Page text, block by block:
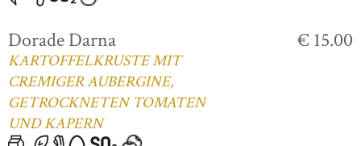
Dorade Darna
KARTOFFELKRUSTE MIT
CREMIGER AUBERGINE,
GETROCKNETEN TOMATEN
UND KAPERN
€ 15.00